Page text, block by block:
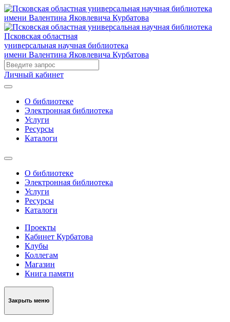
Псковская областная
универсальная научная библиотека
имени Валентина Яковлевича Курбатова
Личный кабинет
О библиотеке
Электронная библиотека
Услуги
Ресурсы
Каталоги
О библиотеке
Электронная библиотека
Услуги
Ресурсы
Каталоги
Проекты
Кабинет Курбатова
Клубы
Коллегам
Магазин
Книга памяти
Закрыть меню